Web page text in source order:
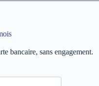
bancaire, sans engagement.